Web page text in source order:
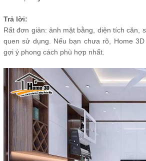
Trả lời:
Rất đơn giản: ảnh mặt bằng, diện tích căn,
quen sử dụng. Nếu bạn chưa rõ, Home
gợi ý phong cách phù hợp nhất.